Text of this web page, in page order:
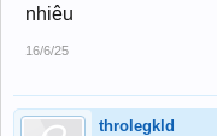
nhiêu
16/6/25
throlegkld